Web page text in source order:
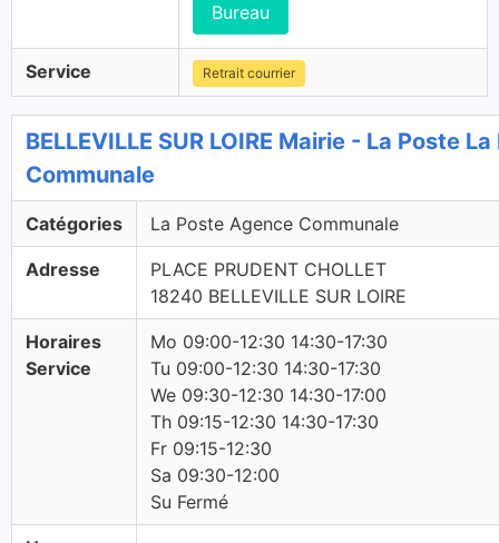
Bureau
Service Retrait courrier
BELLEVILLE SUR LOIRE Mairie - La Poste
Communale
Catégories La Poste Agence Communale
Adresse
PLACE PRUDENT CHOLLET
18240 BELLEVILLE SUR LOIRE
Horaires
Service
Mo 09:00-12:30 14:30-17:30
Tu 09:00-12:30 14:30-17:30
We 09:30-12:30 14:30-17:00
Th 09:15-12:30 14:30-17:30
Fr 09:15-12:30
Sa 09:30-12:00
Su Fermé